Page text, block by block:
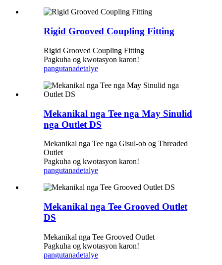
Rigid Grooved Coupling Fitting
Rigid Grooved Coupling Fitting
Pagkuha og kwotasyon karon!
pangutanadetalye
Mekanikal nga Tee nga May Sinulid
nga Outlet DS
Mekanikal nga Tee nga Gisul-ob og Threaded
Outlet
Pagkuha og kwotasyon karon!
pangutanadetalye
Mekanikal nga Tee Grooved Outlet
DS
Mekanikal nga Tee Grooved Outlet
Pagkuha og kwotasyon karon!
pangutanadetalye